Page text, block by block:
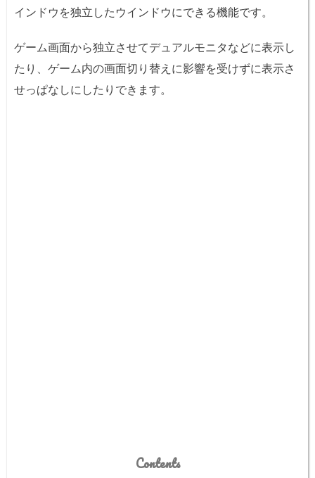
インドウを独立したウインドウにできる機能です。
ゲーム画面から独立させてデュアルモニタなどに表示し
たり、ゲーム内の画面切り替えに影響を受けずに表示さ
せっぱなしにしたりできます。
Contents